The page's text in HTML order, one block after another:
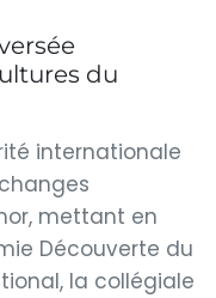
du
internationale
mettant en
Découverte du
la collégiale